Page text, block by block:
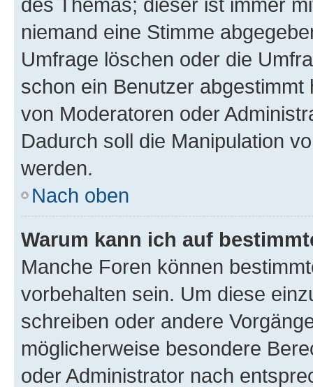
niemand eine Stimme
Umfrage löschen oder die
schon ein Benutzer
von Moderatoren oder
Dadurch soll die Manipulation
werden.
Nach oben
Warum kann ich auf
Manche Foren können
vorbehalten sein. Um diese
schreiben oder andere
möglicherweise besondere
oder Administrator nach